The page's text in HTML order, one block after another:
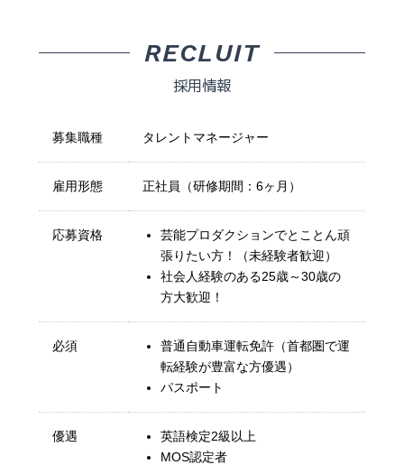
RECLUIT
採用情報
募集職種 タレントマネージャー
雇用形態 正社員（研修期間：6ヶ月）
応募資格
芸能プロダクションでとことん頑
張りたい方！（未経験者歓迎）
社会人経験のある25歳～30歳の
方大歓迎！
必須
普通自動車運転免許（首都圏で運
転経験が豊富な方優遇）
パスポート
優遇
英語検定2級以上
MOS認定者